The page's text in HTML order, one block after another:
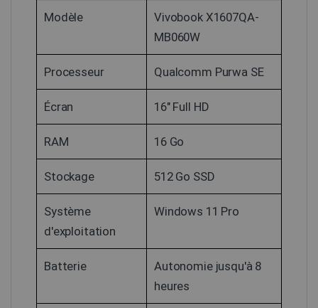
Modèle
Vivobook X1607QA-
MB060W
Processeur Qualcomm Purwa SE
Écran 16" Full HD
RAM 16 Go
Stockage 512 Go SSD
Système
d'exploitation
Windows 11 Pro
Batterie
Autonomie jusqu'à 8
heures